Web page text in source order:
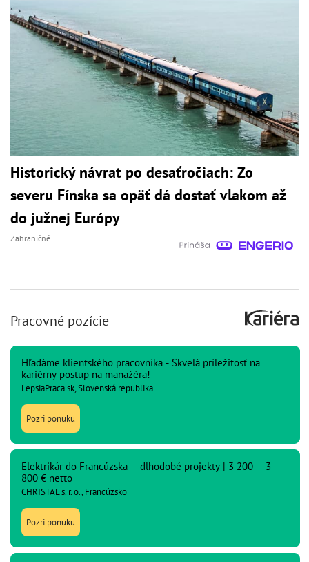
Historický návrat po desaťročiach: Zo
severu Fínska sa opäť dá dostať vlakom až
do južnej Európy
Zahraničné
Pracovné pozície
Hľadáme klientského pracovníka - Skvelá príležitosť na
kariérny postup na manažéra!
LepsiaPraca.sk, Slovenská republika
Pozri ponuku
Elektrikár do Francúzska – dlhodobé projekty | 3 200 – 3
800 € netto
CHRISTAL s. r. o., Francúzsko
Pozri ponuku